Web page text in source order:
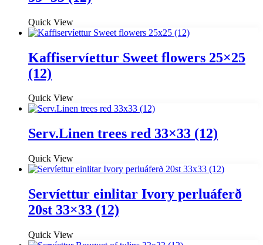
Quick View
Kaffiservíettur Sweet flowers 25×25
(12)
Quick View
Serv.Linen trees red 33×33 (12)
Quick View
Servíettur einlitar Ivory perluáferð
20st 33×33 (12)
Quick View